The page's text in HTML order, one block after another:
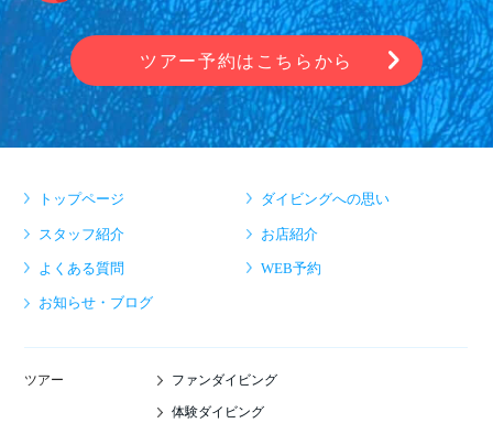
ツアー予約はこちらから
トップページ ダイビングへの思い
スタッフ紹介 お店紹介
よくある質問 WEB予約
お知らせ・ブログ
ツアー ファンダイビング
体験ダイビング